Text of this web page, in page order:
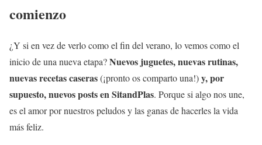
comienzo
¿Y si en vez de verlo como el fin del verano, lo vemos como el
inicio de una nueva etapa?Nuevos juguetes, nuevas rutinas,
nuevas recetas caseras(¡pronto os comparto una!)y, por
supuesto, nuevos posts en SitandPlas. Porque si algo nos une,
es el amor por nuestros peludos y las ganas de hacerles la vida
más feliz.